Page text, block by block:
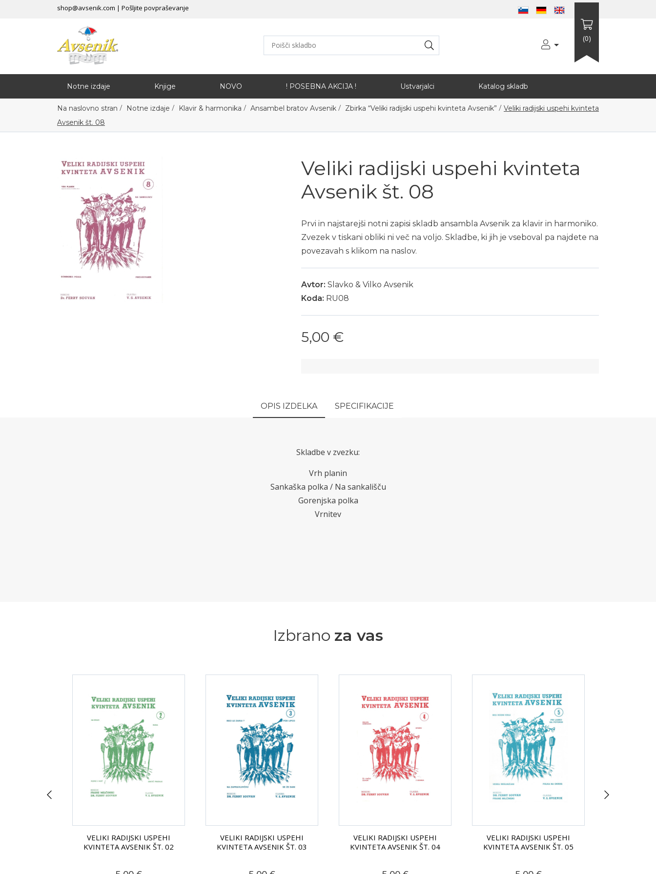
shop@avsenik.com | Pošljite povpraševanje
(0)
Notne izdaje Knjige NOVO ! POSEBNA AKCIJA ! Ustvarjalci Katalog skladb
Na naslovno stran / Notne izdaje / Klavir & harmonika / Ansambel bratov Avsenik / Zbirka “Veliki radijski uspehi kvinteta Avsenik” / Veliki radijski uspehi kvinteta
Avsenik št. 08
Veliki radijski uspehi kvinteta
Avsenik št. 08
Prvi in najstarejši notni zapisi skladb ansambla Avsenik za klavir in harmoniko.
Zvezek v tiskani obliki ni več na voljo. Skladbe, ki jih je vseboval pa najdete na
povezavah s klikom na naslov.
Avtor: Slavko & Vilko Avsenik
Koda: RU08
5,00 €
OPIS IZDELKA SPECIFIKACIJE
Skladbe v zvezku:
Vrh planin
Sankaška polka / Na sankališču
Gorenjska polka
Vrnitev
Izbrano za vas
VELIKI RADIJSKI USPEHI
KVINTETA AVSENIK ŠT. 02
VELIKI RADIJSKI USPEHI
KVINTETA AVSENIK ŠT. 03
VELIKI RADIJSKI USPEHI
KVINTETA AVSENIK ŠT. 04
VELIKI RADIJSKI USPEHI
KVINTETA AVSENIK ŠT. 05